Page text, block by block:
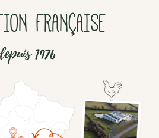
FRANÇAISE
1976
culinaires
Boisson